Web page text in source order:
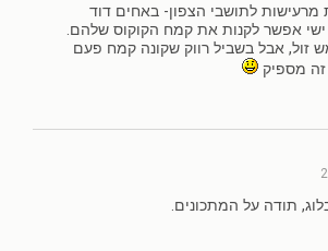
מרעישות לתושבי הצפון- באחים דוד
אפשר לקנות את קמח הקוקוס שלהם.
זול, אבל בשביל רווק שקונה קמח פעם
מספיק
תודה על המתכונים.